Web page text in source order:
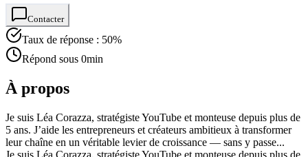
Contacter
Taux de réponse : 50%
Répond sous 0min
À propos
Je suis Léa Corazza, stratégiste YouTube et monteuse depuis plus de
5 ans. J’aide les entrepreneurs et créateurs ambitieux à transformer
leur chaîne en un véritable levier de croissance — sans y passe...
Je suis Léa Corazza, stratégiste YouTube et monteuse depuis plus de